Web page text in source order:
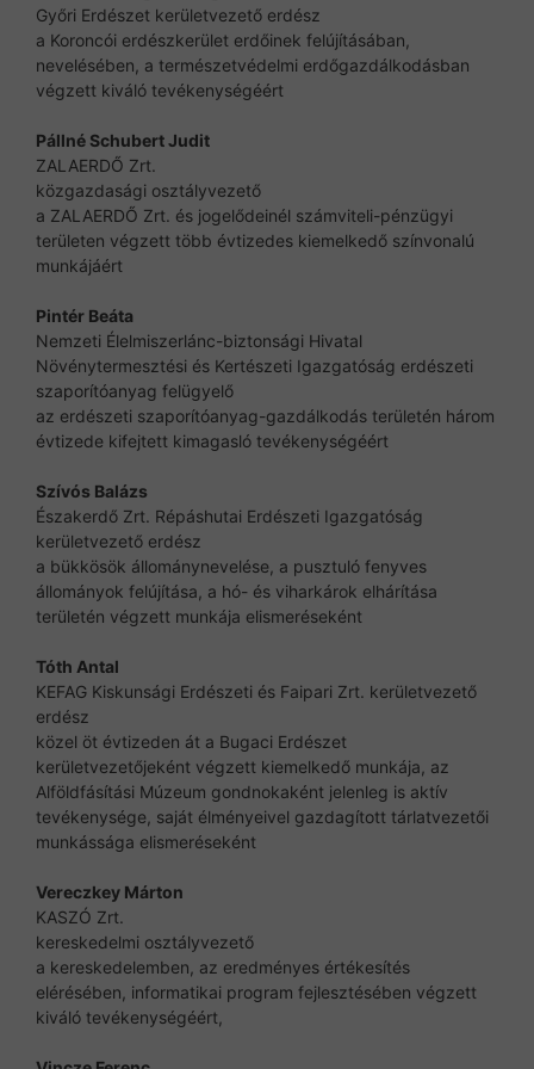
Győri Erdészet kerületvezető erdész
a Koroncói erdészkerület erdőinek felújításában,
nevelésében, a természetvédelmi erdőgazdálkodásban
végzett kiváló tevékenységéért
Pállné Schubert Judit
ZALAERDŐ Zrt.
közgazdasági osztályvezető
a ZALAERDŐ Zrt. és jogelődeinél számviteli-pénzügyi
területen végzett több évtizedes kiemelkedő színvonalú
munkájáért
Pintér Beáta
Nemzeti Élelmiszerlánc-biztonsági Hivatal
Növénytermesztési és Kertészeti Igazgatóság erdészeti
szaporítóanyag felügyelő
az erdészeti szaporítóanyag-gazdálkodás területén három
évtizede kifejtett kimagasló tevékenységéért
Szívós Balázs
Északerdő Zrt. Répáshutai Erdészeti Igazgatóság
kerületvezető erdész
a bükkösök állománynevelése, a pusztuló fenyves
állományok felújítása, a hó- és viharkárok elhárítása
területén végzett munkája elismeréseként
Tóth Antal
KEFAG Kiskunsági Erdészeti és Faipari Zrt. kerületvezető
erdész
közel öt évtizeden át a Bugaci Erdészet
kerületvezetőjeként végzett kiemelkedő munkája, az
Alföldfásítási Múzeum gondnokaként jelenleg is aktív
tevékenysége, saját élményeivel gazdagított tárlatvezetői
munkássága elismeréseként
Vereczkey Márton
KASZÓ Zrt.
kereskedelmi osztályvezető
a kereskedelemben, az eredményes értékesítés
elérésében, informatikai program fejlesztésében végzett
kiváló tevékenységéért,